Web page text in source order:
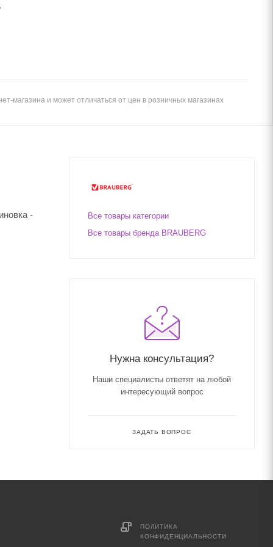
магазина и может отличаться от цен в розничных магазинах
-
Все товары категории
Все товары бренда BRAUBERG
Нужна консультация?
Наши специалисты ответят на любой
интересующий вопрос
ЗАДАТЬ ВОПРОС
ПОЛИТИКА
КОНФИДЕНЦИАЛЬНОСТИ